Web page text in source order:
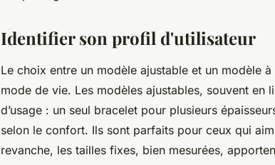
Identifier son profil d'utilisateur
Le choix entre un modèle ajustable et un modèle
mode de vie. Les modèles ajustables, souvent en
d’usage : un seul bracelet pour plusieurs
selon le confort. Ils sont parfaits pour ceux qui
revanche, les tailles fixes, bien mesurées,